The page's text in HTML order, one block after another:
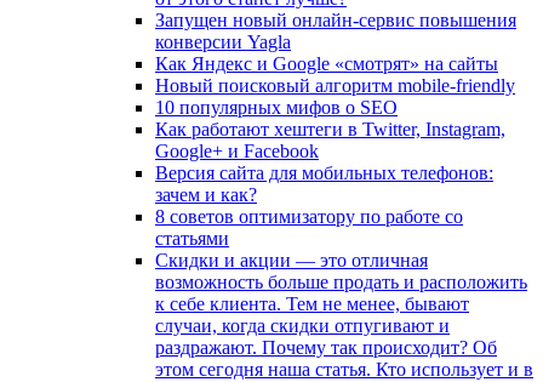
Запущен новый онлайн-сервис повышения
конверсии Yagla
Как Яндекс и Google «смотрят» на сайты
Новый поисковый алгоритм mobile-friendly
10 популярных мифов о SEO
Как работают хештеги в Twitter, Instagram,
Google+ и Facebook
Версия сайта для мобильных телефонов:
зачем и как?
8 советов оптимизатору по работе со
статьями
Скидки и акции — это отличная
возможность больше продать и расположить
к себе клиента. Тем не менее, бывают
случаи, когда скидки отпугивают и
раздражают. Почему так происходит? Об
этом сегодня наша статья. Кто использует и в